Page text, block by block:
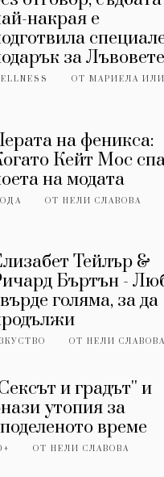
накрая е
за Лъвовете
ОТМАРИЕЛА
на феникса:
Кейт Мос
на модата
ОТНЕЛИ СЛАВОВА
Тейлър &
Бъртън -
голяма, за да
ОТНЕЛИ СЛАВОВА
и градът'' и
утопия за
време
ОТНЕЛИ СЛАВОВА